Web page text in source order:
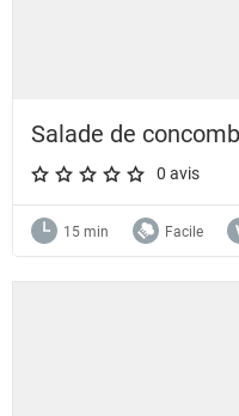
Salade de
A star rating of 0 out of 5.
0 avis
15 min Facile